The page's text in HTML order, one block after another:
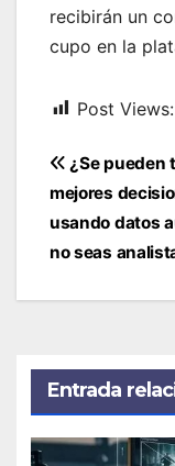
recibirán un
cupo en la
Post Views:
de
entradas
¿Se pueden
mejores
usando datos
no seas
Entrada